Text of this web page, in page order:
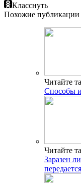
Класснуть
Похожие публикации
Читайте
Способы и
Читайте
Заразен